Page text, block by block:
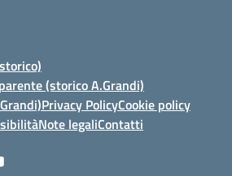
(storico A.Grandi)
Privacy PolicyCookie policy
Note legaliContatti